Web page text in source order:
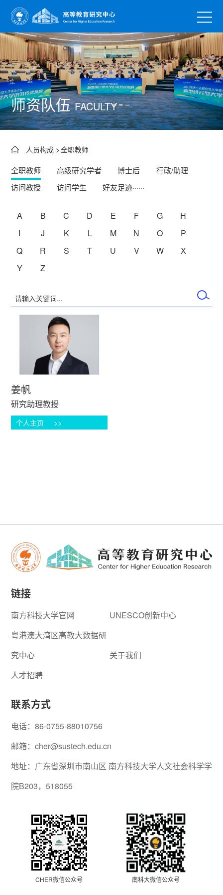
师资队伍FACULTY
人员构成 >全职教师
全职教师 高级研究学者 博士后
行政/助理
访问教授
访问学生 好友足迹······
A B C D E F G
H
I
J K L M N O
P
Q
R S T U V W
X
Y
Z
姜帆
研究助理教授
个人主页 >>
链接
南方科技大学官网
UNESCO创新中心
粤港澳大湾区高教大数据研
究中心
关于我们
人才招聘
联系方式
电话：86-0755-88010756
邮箱：cher@sustech.edu.cn
地址：广东省深圳市南山区 南方科技大学人文社会科学学
院B203，518055
CHER微信公众号 南科大微信公众号